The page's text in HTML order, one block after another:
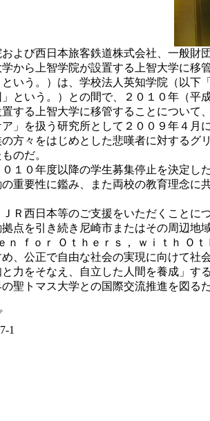
よび西日本旅客鉄道株式会社、一般
から上智学院が設置する上智大学に移
いう。）は、学校法人英知学院（以下
という。）との間で、２０１０年（
する上智大学に移管することについて
」を扱う研究所として２００９年４月
方々をはじめとした悲嘆者に対する
のだ。
１０年度以降の学生募集停止を決定し
重要性に鑑み、また両校の教育理念
Ｒ西日本等のご支援をいただくことに
点を引き続き尼崎市またはその周辺地域
ｎ ｆｏｒ Ｏｔｈｅｒｓ， ｗｉｔｈ
、公正で自由な社会の実現に向けて社
力をそなえ、自立した人間を養成」す
聖トマス大学との国際交流推進を図る
1